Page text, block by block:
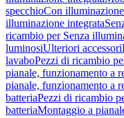
specchioCon
illuminazione integrata
ricambio per Senza
luminosiUlteriori accessori
lavaboPezzi di ricambio
pianale, funzionamento a
pianale, funzionamento a
batteriaPezzi di ricambio
batteriaMontaggio a